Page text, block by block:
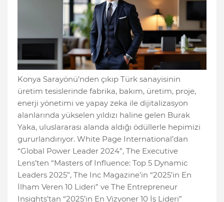
Konya Sarayönü’nden çıkıp Türk sanayisinin
üretim tesislerinde fabrika, bakım, üretim, proje,
enerji yönetimi ve yapay zeka ile dijitalizasyon
alanlarında yükselen yıldızı haline gelen Burak
Yaka, uluslararası alanda aldığı ödüllerle hepimizi
gururlandırıyor. White Page International’dan
“Global Power Leader 2024”, The Executive
Lens’ten “Masters of Influence: Top 5 Dynamic
Leaders 2025”, The Inc Magazine’in “2025’in En
İlham Veren 10 Lideri” ve The Entrepreneur
Insights’tan “2025’in En Vizyoner 10 İş Lideri”